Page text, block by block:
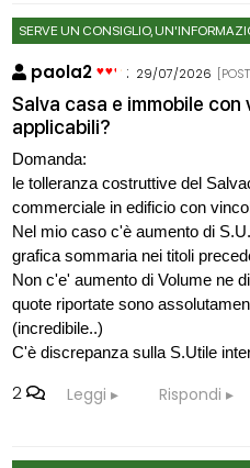
SERVE UN CONSIGLIO,
paola2 : 29/07/2026
Salva casa e immobile
applicabili?
Domanda:
le tolleranza costruttive del
commerciale in edificio con
Nel mio caso c'è aumento di
grafica sommaria nei titoli
Non c'e' aumento di Volume ne
quote riportate sono
(incredibile..)
C'è discrepanza sulla S.Utile
2 Leggi Rispondi